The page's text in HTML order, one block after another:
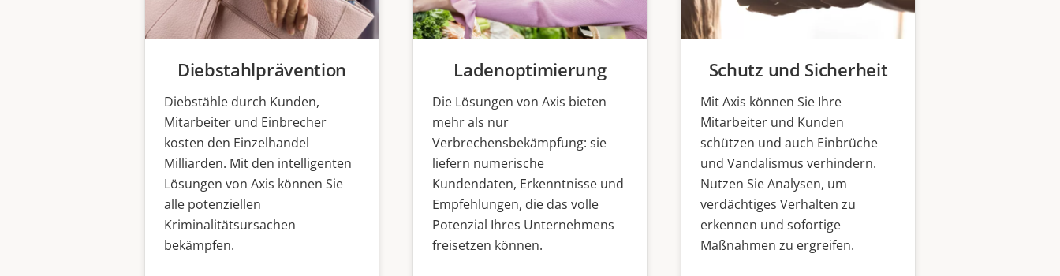
Diebstahlprävention
Diebstähle durch Kunden,
Mitarbeiter und Einbrecher
kosten den Einzelhandel
Milliarden. Mit den intelligenten
Lösungen von Axis können Sie
alle potenziellen
Kriminalitätsursachen
bekämpfen.
Ladenoptimierung
Die Lösungen von Axis bieten
mehr als nur
Verbrechensbekämpfung: sie
liefern numerische
Kundendaten, Erkenntnisse und
Empfehlungen, die das volle
Potenzial Ihres Unternehmens
freisetzen können.
Schutz und Sicherheit
Mit Axis können Sie Ihre
Mitarbeiter und Kunden
schützen und auch Einbrüche
und Vandalismus verhindern.
Nutzen Sie Analysen, um
verdächtiges Verhalten zu
erkennen und sofortige
Maßnahmen zu ergreifen.